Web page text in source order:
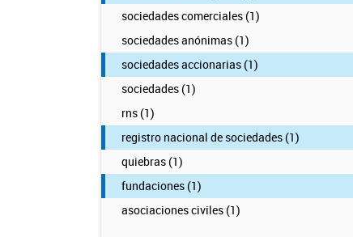
sociedades comerciales (1)
sociedades anónimas (1)
sociedades accionarias (1)
sociedades (1)
rns (1)
registro nacional de sociedades (1)
quiebras (1)
fundaciones (1)
asociaciones civiles (1)